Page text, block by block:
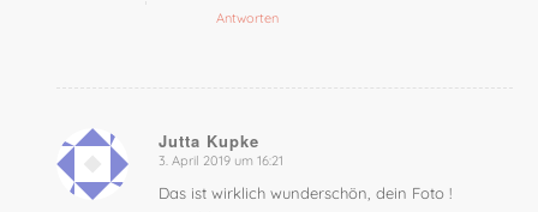
Antworten
Jutta Kupke
sagte:
3. April 2019 um 16:21
Das ist wirklich wunderschön, dein Foto !